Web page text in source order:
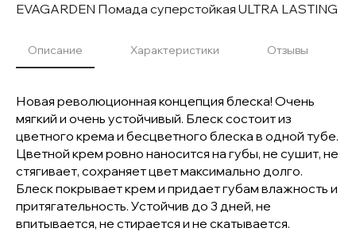
EVAGARDEN Помада суперстойкая ULTRA LASTING
Описание Характеристики Отзывы
Новая революционная концепция блеска! Очень
мягкий и очень устойчивый. Блеск состоит из
цветного крема и бесцветного блеска в одной тубе.
Цветной крем ровно наносится на губы, не сушит, не
стягивает, сохраняет цвет максимально долго.
Блеск покрывает крем и придает губам влажность и
притягательность. Устойчив до 3 дней, не
впитывается, не стирается и не скатывается.